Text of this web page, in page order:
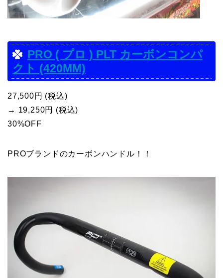
PRO ( プロ ) PLT カーボンコンパ
クト (420MM)
27,500円 (税込)
→ 19,250円 (税込)
30%OFF
PROブランドのカーボンハンドル！！